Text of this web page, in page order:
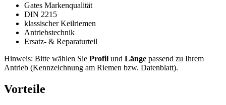
Gates Markenqualität
DIN 2215
klassischer Keilriemen
Antriebstechnik
Ersatz- & Reparaturteil
Hinweis: Bitte wählen Sie Profil und Länge passend zu Ihrem
Antrieb (Kennzeichnung am Riemen bzw. Datenblatt).
Vorteile